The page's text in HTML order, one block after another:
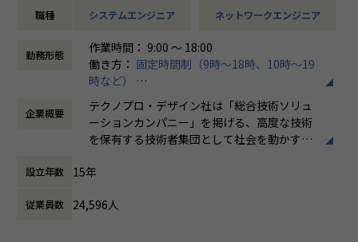
■想定される業務内容
5G規格スマートフォンの無線設計業務
・アンテナ～RF回路設計、各種測定、シミュレーション
・試作準備、認証試験
・特性改善検討/構造検討
●ソフトウェア
・Linux、Java環境でのアプリケーション詳細設計
・トラブル対応、一次解析、再現試験、データ調査
職種 システムエンジニア ネットワークエンジニア
勤務形態
作業時間： 9:00 ～ 18:00
働き方： 固定時間制（9時～18時、10時～19
時など）
時間外労働の有無： 有（月平均20時間）
休憩時間： 60分
企業概要
テクノプロ・デザイン社は「総合技術ソリュ
ーションカンパニー」を掲げる、高度な技術
を保有する技術者集団として社会を動かすこ
に渡ります。いわゆる技術者派遣と呼ばれ
設立年数 15年
従業員数 24,596人